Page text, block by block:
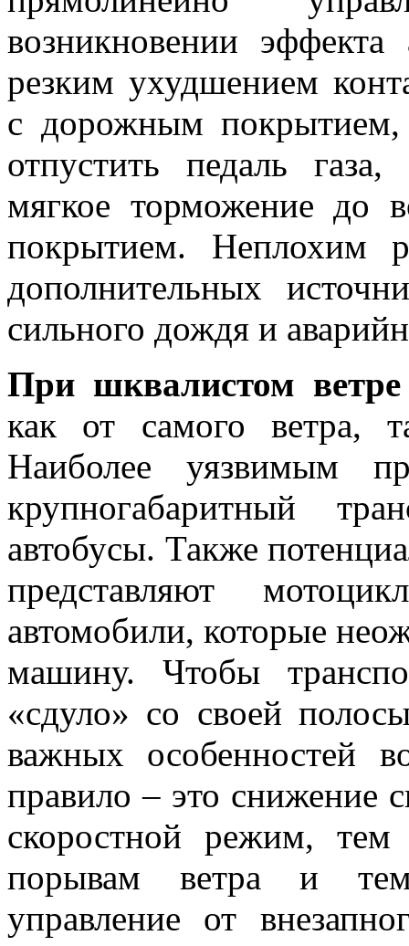
возникновении эффекта
резким ухудшением
с дорожным покрытием,
отпустить педаль
мягкое торможение до
покрытием. Неплохим
дополнительных
сильного дождя и
При шквалистом ветре
как от самого ветра,
Наиболее уязвимым
крупногабаритный
автобусы. Также
представляют
автомобили, которые
машину. Чтобы
«сдуло» со своей
важных особенностей
правило – это снижение
скоростной режим, тем
порывам ветра и
управление от